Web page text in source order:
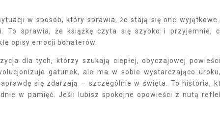
w sposób, który sprawia, że stają się one
To sprawia, że książkę czyta się szybko i przyjemnie,
opisy emocji bohaterów.
dla tych, którzy szukają ciepłej, obyczajowej
gatunek, ale ma w sobie wystarczająco
się zdarzają – szczególnie w święta. To historia,
w pamięć. Jeśli lubisz spokojne opowieści z nutą